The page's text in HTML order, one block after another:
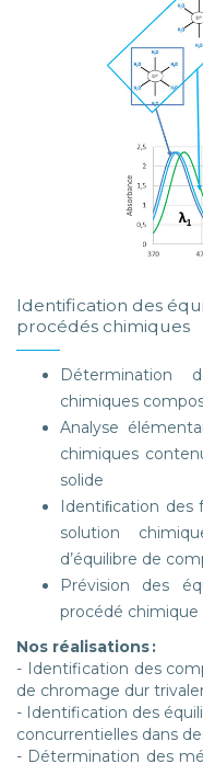
Identification des
procédés chimiques
Détermination
chimiques
Analyse
chimiques
solide
Identiﬁcation des
solution
d’équilibre de
Prévision des
procédé chimique
Nos réalisations :
- Identification des
de chromage dur
- Identification des
concurrentielles dans
- Détermination des